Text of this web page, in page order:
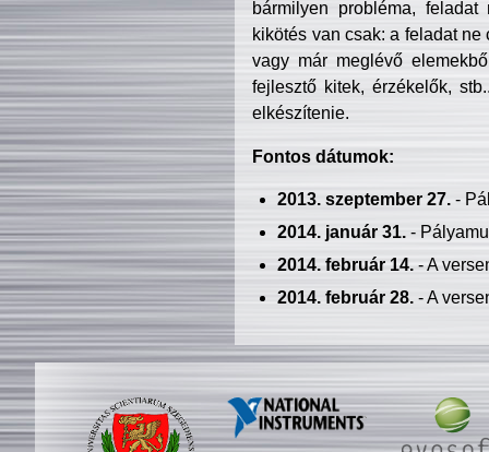
bármilyen probléma, feladat
kikötés van csak: a feladat
vagy már meglévő
fejlesztő kitek, érzékelők,
elkészítenie.
Fontos dátumok:
2013. szeptember 27.-
2014. január 31.-
2014. február 14.- A
2014. február 28.- A